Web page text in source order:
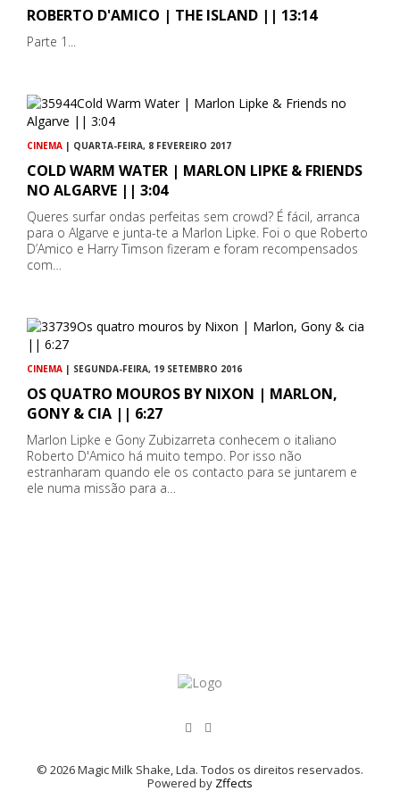
ROBERTO D'AMICO | THE ISLAND || 13:14
Parte 1...
CINEMA | QUARTA-FEIRA, 8 FEVEREIRO 2017
COLD WARM WATER | MARLON LIPKE & FRIENDS
NO ALGARVE || 3:04
Queres surfar ondas perfeitas sem crowd? É fácil, arranca
para o Algarve e junta-te a Marlon Lipke. Foi o que Roberto
D’Amico e Harry Timson fizeram e foram recompensados
com…
CINEMA | SEGUNDA-FEIRA, 19 SETEMBRO 2016
OS QUATRO MOUROS BY NIXON | MARLON,
GONY & CIA || 6:27
Marlon Lipke e Gony Zubizarreta conhecem o italiano
Roberto D'Amico há muito tempo. Por isso não
estranharam quando ele os contacto para se juntarem e
ele numa missão para a…
© 2026 Magic Milk Shake, Lda. Todos os direitos reservados.
Powered by Zffects